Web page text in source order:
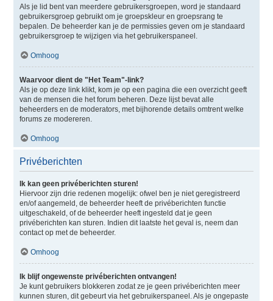
Als je lid bent van meerdere gebruikersgroepen, word je standaard
gebruikersgroep gebruikt om je groepskleur en groepsrang te
bepalen. De beheerder kan je de permissies geven om je standaard
gebruikersgroep te wijzigen via het gebruikerspaneel.
Omhoog
Waarvoor dient de "Het Team"-link?
Als je op deze link klikt, kom je op een pagina die een overzicht geeft
van de mensen die het forum beheren. Deze lijst bevat alle
beheerders en de moderators, met bijhorende details omtrent welke
forums ze modereren.
Omhoog
Privéberichten
Ik kan geen privéberichten sturen!
Hiervoor zijn drie redenen mogelijk: ofwel ben je niet geregistreerd
en/of aangemeld, de beheerder heeft de privéberichten functie
uitgeschakeld, of de beheerder heeft ingesteld dat je geen
privéberichten kan sturen. Indien dit laatste het geval is, neem dan
contact op met de beheerder.
Omhoog
Ik blijf ongewenste privéberichten ontvangen!
Je kunt gebruikers blokkeren zodat ze je geen privéberichten meer
kunnen sturen, dit gebeurt via het gebruikerspaneel. Als je ongepaste